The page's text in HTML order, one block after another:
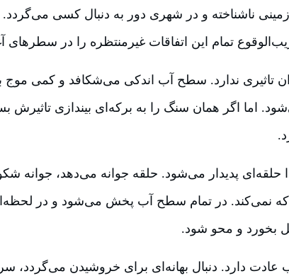
ناشناخته و در شهری دور به دنبال کسی می‌گردد.
تمام این اتفاقات غیرمنتظره را در
تاثیری ندارد. سطح آب اندکی می‌شکافد و کمی
اما اگر همان سنگ را به برکه‌ای بیندازی تاثیرش
پدیدار می‌شود. حلقه جوانه می‌دهد، جوانه
در تمام سطح آب پخش می‌شود و در لحظه‌ای
بخورد و محو شود.
دارد. دنبال بهانه‌ای برای خروشیدن می‌گردد،